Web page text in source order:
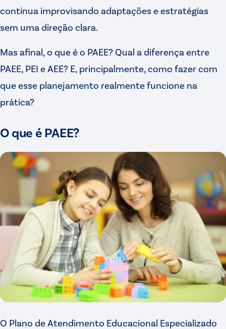
continua improvisando adaptações e estratégias
sem uma direção clara.
Mas afinal, o que é o PAEE? Qual a diferença entre
PAEE, PEI e AEE? E, principalmente, como fazer com
que esse planejamento realmente funcione na
prática?
O que é PAEE?
O Plano de Atendimento Educacional Especializado